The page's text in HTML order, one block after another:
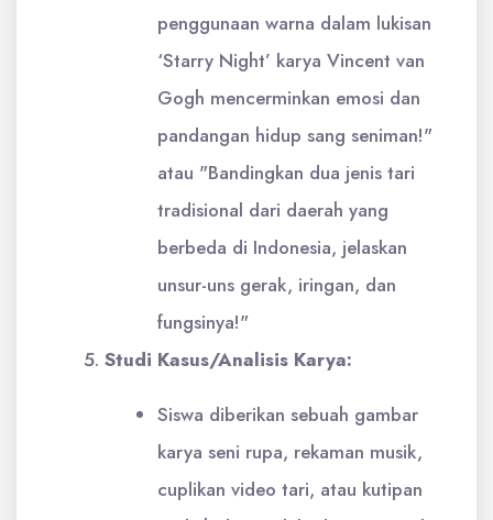
penggunaan warna dalam lukisan
‘Starry Night’ karya Vincent van
Gogh mencerminkan emosi dan
pandangan hidup sang seniman!"
atau "Bandingkan dua jenis tari
tradisional dari daerah yang
berbeda di Indonesia, jelaskan
unsur-uns gerak, iringan, dan
fungsinya!"
Studi Kasus/Analisis Karya:
Siswa diberikan sebuah gambar
karya seni rupa, rekaman musik,
cuplikan video tari, atau kutipan